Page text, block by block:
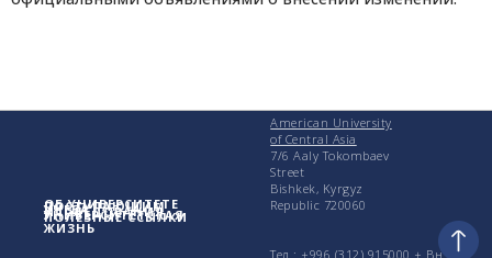
ОБ УНИВЕРСИТЕТЕ
ПОСТУПАЮЩИМ
УЧЕБА
ИССЛЕДОВАНИЯ
УНИВЕРСИТЕТСКАЯ
ЖИЗНЬ
ПОЛЕЗНЫЕ ССЫЛКИ
American University
of Central Asia
7/6 Aaly Tokombaev
Street
Bishkek, Kyrgyz
Republic 720060
Тел.: +996 (312) 915000 + Вн.